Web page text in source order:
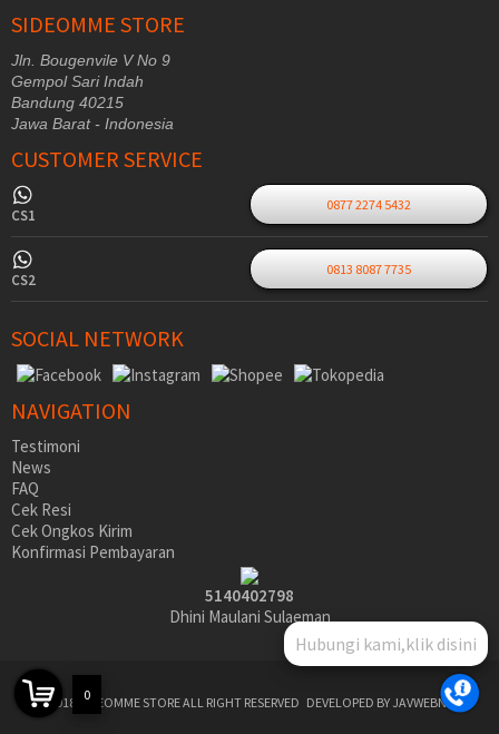
Hubungi kami,klik disini
0
SIDEOMME STORE
Jln. Bougenvile V No 9
Gempol Sari Indah
Bandung 40215
Jawa Barat - Indonesia
CUSTOMER SERVICE
CS1
0877 2274 5432
CS2
0813 8087 7735
SOCIAL NETWORK
NAVIGATION
Testimoni
News
FAQ
Cek Resi
Cek Ongkos Kirim
Konfirmasi Pembayaran
5140402798
Dhini Maulani Sulaeman
©2018 SIDEOMME STORE ALL RIGHT RESERVED DEVELOPED BY JAVWEBNET